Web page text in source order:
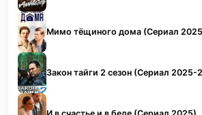
Мимо тёщиного дома (Сериал
Закон тайги 2 сезон (Сериал 2025-
И в счастье и в беде (Сериал 2025)